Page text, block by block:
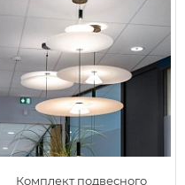
Комплект подвесного